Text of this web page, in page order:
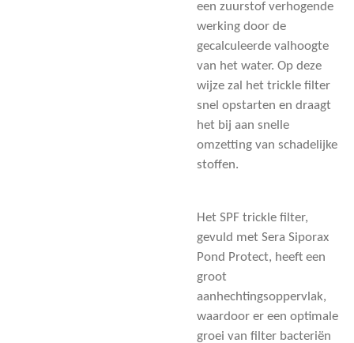
een zuurstof verhogende
werking door de
gecalculeerde valhoogte
van het water. Op deze
wijze zal het trickle filter
snel opstarten en draagt
het bij aan snelle
omzetting van schadelijke
stoffen.
Het SPF trickle filter,
gevuld met Sera Siporax
Pond Protect, heeft een
groot
aanhechtingsoppervlak,
waardoor er een optimale
groei van filter bacteriën